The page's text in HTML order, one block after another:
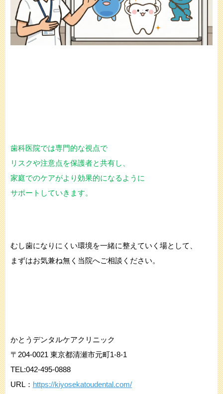
歯科医院では専門的な視点で
リスクや注意点を保護者と共有し、
家庭でのケアがより効果的になるように
サポートしていきます。
むし歯になりにくい環境を一緒に整えていく場として、
まずはお気兼ね無く当院へご相談ください。
かとうデンタルケアクリニック
〒204-0021 東京都清瀬市元町1-8-1
TEL:042-495-0888
URL： https://kiyosekatoudental.com/